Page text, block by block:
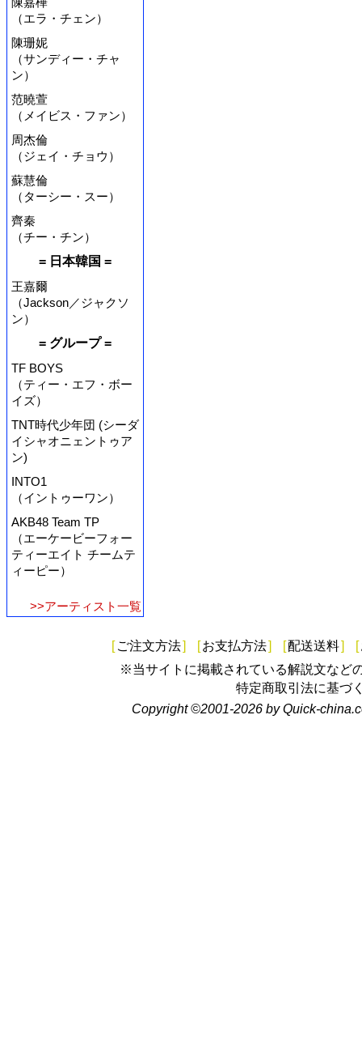
（エラ・チェン）
陳珊妮
（サンディー・チャ
ン）
范曉萱
（メイビス・ファン）
周杰倫
（ジェイ・チョウ）
蘇慧倫
（ターシー・スー）
齊秦
（チー・チン）
= 日本韓国 =
王嘉爾
（Jackson／ジャクソ
ン）
= グループ =
TF BOYS
（ティー・エフ・ボー
イズ）
TNT時代少年団 (シーダ
イシャオニェントゥア
ン)
INTO1
（イントゥーワン）
AKB48 Team TP
（エーケービーフォー
ティーエイト チームテ
ィーピー）
>>アーティスト一覧
[ ご注文方法] [お支払方法] [配送送料] [
※当サイトに掲載されている解説文など
特定商取引法に基づ
Copyright ©2001-2026 by Quick-